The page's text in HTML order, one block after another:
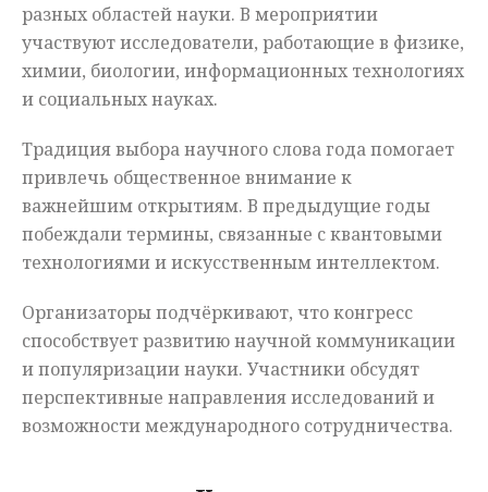
разных областей науки. В мероприятии
участвуют исследователи, работающие в физике,
химии, биологии, информационных технологиях
и социальных науках.
Традиция выбора научного слова года помогает
привлечь общественное внимание к
важнейшим открытиям. В предыдущие годы
побеждали термины, связанные с квантовыми
технологиями и искусственным интеллектом.
Организаторы подчёркивают, что конгресс
способствует развитию научной коммуникации
и популяризации науки. Участники обсудят
перспективные направления исследований и
возможности международного сотрудничества.